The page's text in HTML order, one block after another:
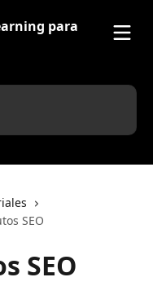
SEO
SEO